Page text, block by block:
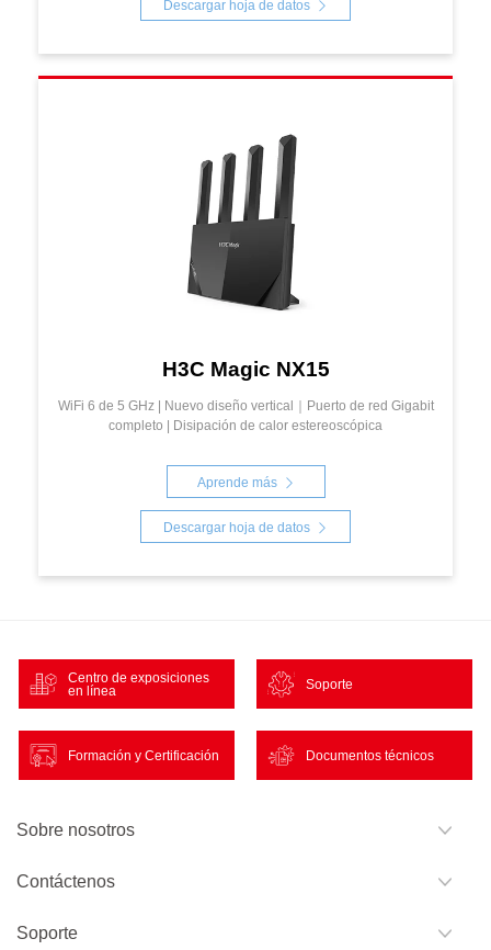
Descargar hoja de datos
H3C Magic NX15
WiFi 6 de 5 GHz | Nuevo diseño vertical｜Puerto de red Gigabit
completo | Disipación de calor estereoscópica
Aprende más
Descargar hoja de datos
Centro de exposiciones
en línea
Soporte
Formación y Certificación Documentos técnicos
Sobre nosotros
Contáctenos
Soporte